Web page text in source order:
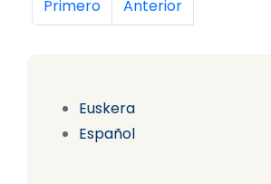
Euskera
Español
Primero
Anterior